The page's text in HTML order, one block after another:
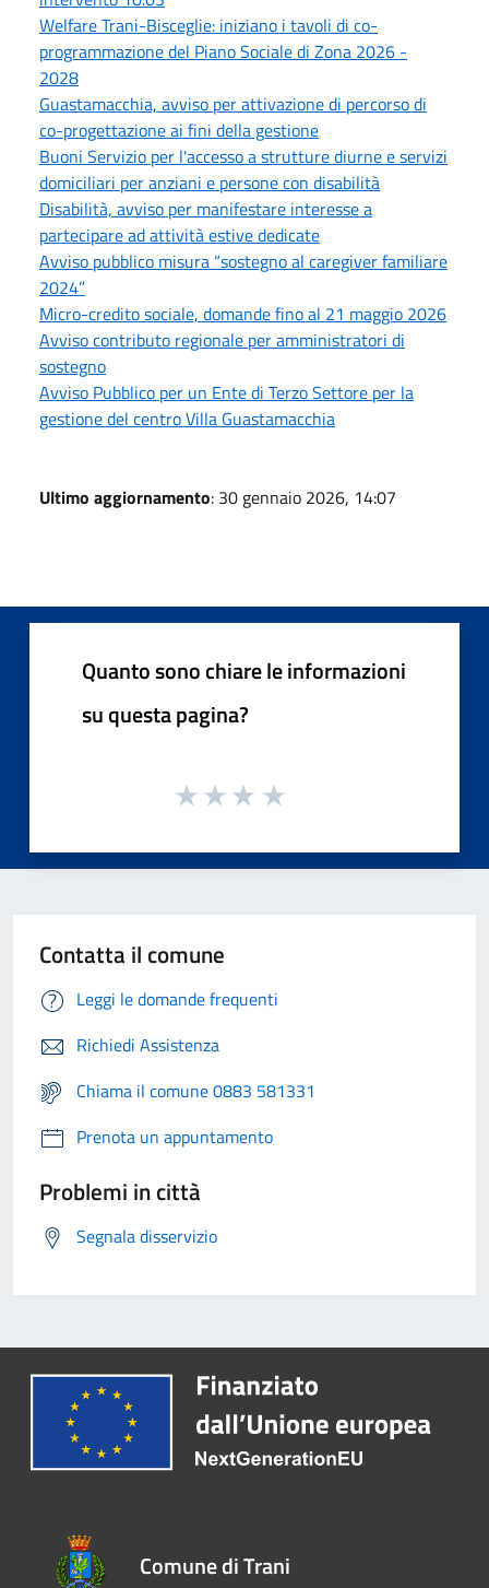
Welfare Trani-Bisceglie: iniziano i tavoli di co-
programmazione del Piano Sociale di Zona 2026 -
2028
Guastamacchia, avviso per attivazione di percorso di
co-progettazione ai fini della gestione
Buoni Servizio per l'accesso a strutture diurne e servizi
domiciliari per anziani e persone con disabilità
Disabilità, avviso per manifestare interesse a
partecipare ad attività estive dedicate
Avviso pubblico misura “sostegno al caregiver familiare
2024”
Micro-credito sociale, domande fino al 21 maggio 2026
Avviso contributo regionale per amministratori di
sostegno
Avviso Pubblico per un Ente di Terzo Settore per la
gestione del centro Villa Guastamacchia
Ultimo aggiornamento: 30 gennaio 2026, 14:07
Quanto sono chiare le informazioni
su questa pagina?
Contatta il comune
Leggi le domande frequenti
Richiedi Assistenza
Chiama il comune 0883 581331
Prenota un appuntamento
Problemi in città
Segnala disservizio
Comune di Trani